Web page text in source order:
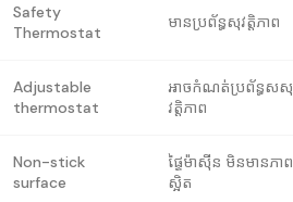
Safety
Thermostat
មានប្រព័ន្ធសុវត្តិភាព
Adjustable
thermostat
អាចកំណត់ប្រព័ន្ធសសុ
វត្តិភាព
Non-stick
surface
ផ្ទៃម៉ាស៊ីន មិនមានភាព
ស្អិត